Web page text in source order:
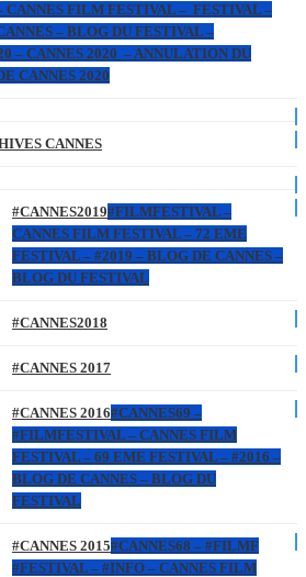
CANNES FILM FESTIVAL – FESTIVAL –
– BLOG DU FESTIVAL –
– CANNES 2020 – ANNULATION DU
CANNES 2020
CANNES
#CANNES2019#FILMFESTIVAL –
CANNES FILM FESTIVAL – 72 EME
FESTIVAL – #2019 – BLOG DE CANNES –
BLOG DU FESTIVAL
#CANNES2018
#CANNES 2017
#CANNES 2016#CANNES69 –
#FILMFESTIVAL – CANNES FILM
FESTIVAL – 69 EME FESTIVAL – #2016 –
BLOG DE CANNES – BLOG DU
FESTIVAL
#CANNES 2015#CANNES68 – #FILMF
#FESTIVAL – #INFO – CANNES FILM